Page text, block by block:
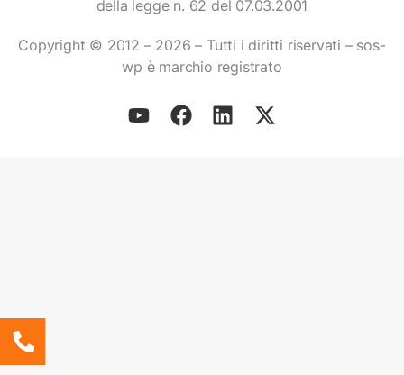
della legge n. 62 del 07.03.2001
Copyright © 2012 – 2026 – Tutti i diritti riservati – sos-
wp è marchio registrato